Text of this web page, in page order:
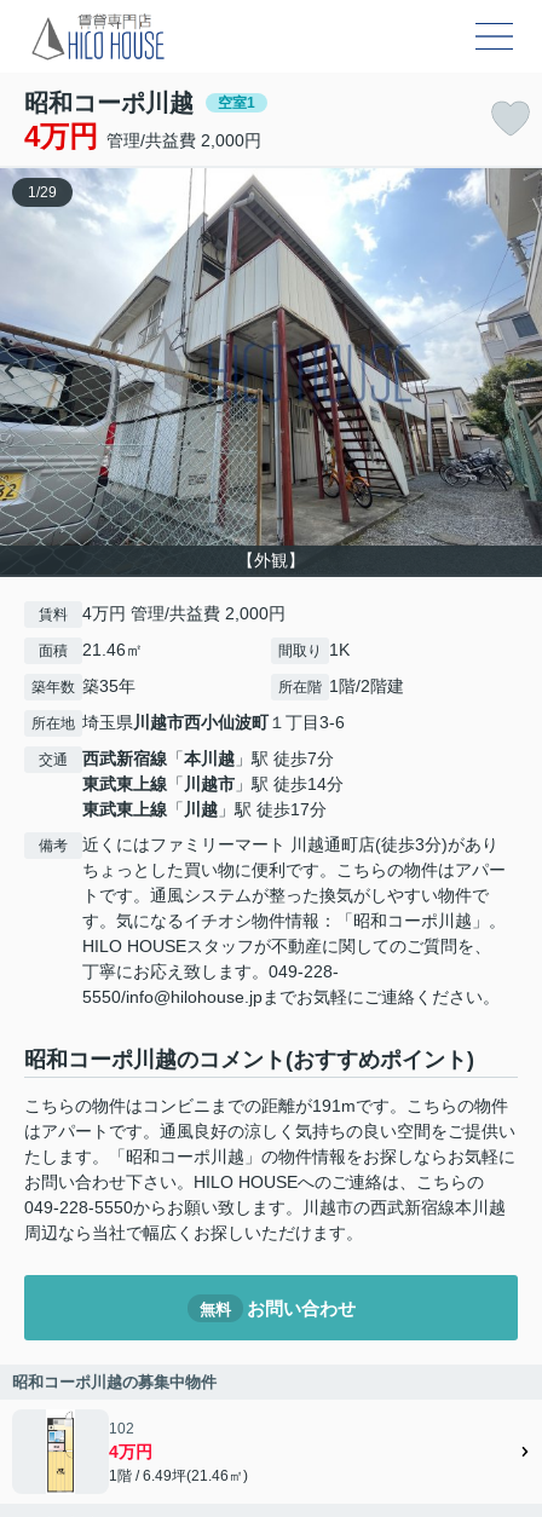
昭和コーポ川越 空室1
4万円 管理/共益費 2,000円
【外観】
1 /29
賃料 4万円 管理/共益費 2,000円
面積 21.46㎡ 間取り 1K
築年数 築35年 所在階 1階/2階建
所在地 埼玉県川越市西小仙波町１丁目3-6
交通 西武新宿線 「本川越 」駅 徒歩7分
東武東上線 「 川越市 」駅 徒歩14分
東武東上線 「 川越 」駅 徒歩17分
備考
近くにはファミリーマート 川越通町店(徒歩3分)があり
ちょっとした買い物に便利です。こちらの物件はアパー
トです。通風システムが整った換気がしやすい物件で
す。気になるイチオシ物件情報：「昭和コーポ川越」。
HILO HOUSEスタッフが不動産に関してのご質問を、
丁寧にお応え致します。049-228-
5550/info@hilohouse.jpまでお気軽にご連絡ください。
昭和コーポ川越のコメント(おすすめポイント)
こちらの物件はコンビニまでの距離が191mです。こちらの物件
はアパートです。通風良好の涼しく気持ちの良い空間をご提供い
たします。「昭和コーポ川越」の物件情報をお探しならお気軽に
お問い合わせ下さい。HILO HOUSEへのご連絡は、こちらの
049-228-5550からお願い致します。川越市の西武新宿線本川越
周辺なら当社で幅広くお探しいただけます。
無料 お問い合わせ
昭和コーポ川越の募集中物件
102
4万円
1階 / 6.49坪(21.46㎡)